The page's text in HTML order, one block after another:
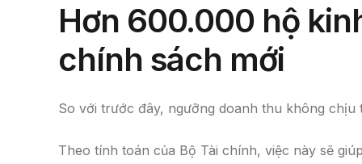
Hơn 600.000 hộ
chính sách mới
So với trước đây, ngưỡng doanh thu không
Theo tính toán của Bộ Tài chính, việc này sẽ